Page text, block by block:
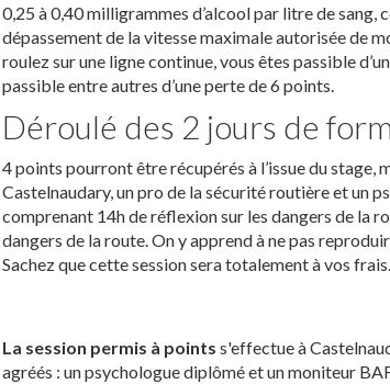
0,25 à 0,40 milligrammes d’alcool par litre de
dépassement de la vitesse maximale autorisée de
roulez sur une ligne continue, vous êtes passible
passible entre autres d’une perte de 6 points.
Déroulé des 2 jours de
4 points pourront être récupérés à l’issue du
Castelnaudary, un pro de la sécurité routière et un
comprenant 14h de réflexion sur les dangers de la
dangers de la route. On y apprend à ne pas
Sachez que cette session sera totalement à vos frais.
La session permis à points s'effectue à
agréés : un psychologue diplômé et un moniteur